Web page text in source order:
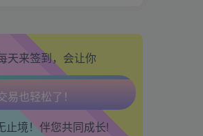
期魔方会员权益对比，总有
一项适合您！
金手指分析系统，曾经市场
价39800
天来签到，会让你
腿也不痛了！
腰也不酸了！
易也轻松了！
止境！伴您共同成长!